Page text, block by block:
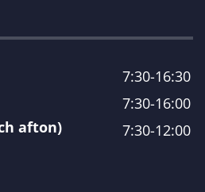
7:30-16:30
7:30-16:00
afton)
7:30-12:00